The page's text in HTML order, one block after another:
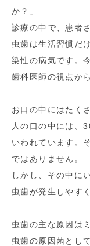
か？」
診療の中で、患者
虫歯は生活習慣だ
染性の病気です。
歯科医師の視点か
お口の中にはたく
人の口の中には、
いわれています。
ではありません。
しかし、その中に
虫歯が発生しやす
虫歯の主な原因は
虫歯の原因菌とし